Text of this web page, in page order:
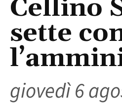
Cellino
sette
giovedì 6